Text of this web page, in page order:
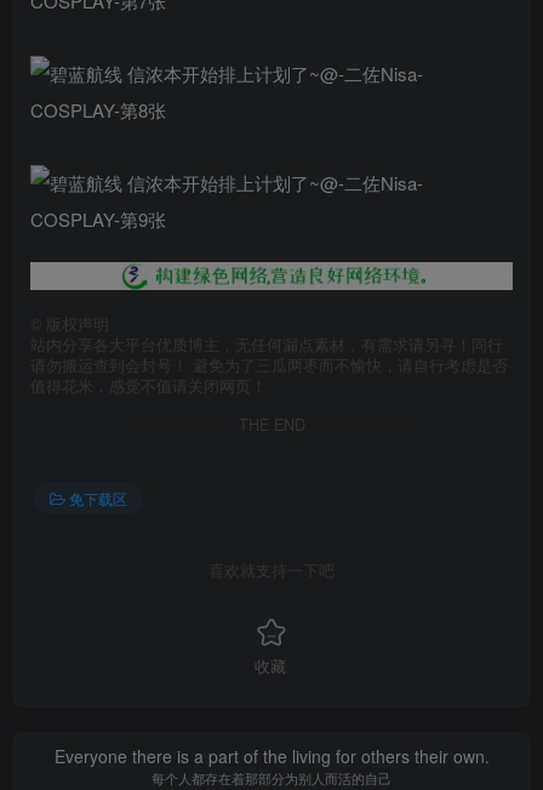
版权声明
站内分享各大平台优质博主，无任何漏点素材，有需求请另寻！同行
请勿搬运查到会封号！ 避免为了三瓜两枣而不愉快，请自行考虑是否
值得花米，感觉不值请关闭网页！
THE END
免下载区
喜欢就支持一下吧
收藏
Everyone there is a part of the living for others their own.
每个人都存在着那部分为别人而活的自己